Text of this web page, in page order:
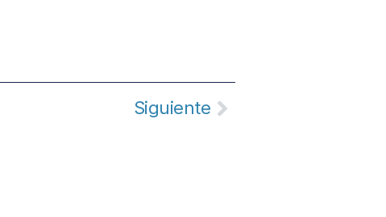
Siguiente